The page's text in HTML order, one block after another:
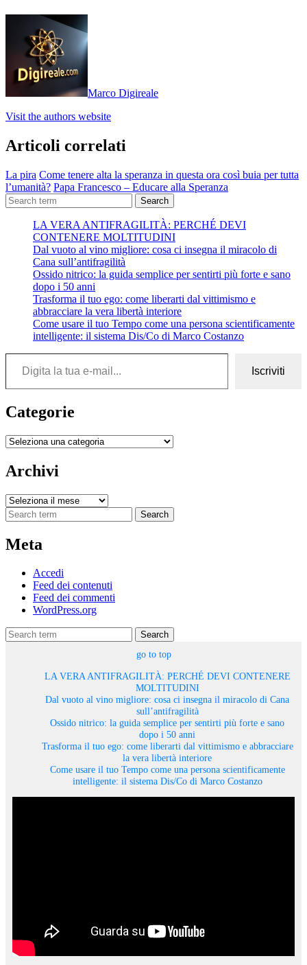
Marco Digireale
Visit the authors website
Articoli correlati
La pira Come tenere alta la speranza in questa ora così buia per tutta
l’umanità? Papa Francesco – Educare alla Speranza
Search
LA VERA ANTIFRAGILITÀ: PERCHÉ DEVI
CONTENERE MOLTITUDINI
Dal vuoto al vino migliore: cosa ci insegna il miracolo di
Cana sull’antifragilità
Ossido nitrico: la guida semplice per sentirti più forte e sano
dopo i 50 anni
Trasforma il tuo ego: come liberarti dal vittimismo e
abbracciare la vera libertà interiore
Come usare il tuo Tempo come una persona scientificamente
intelligente: il sistema Dis/Co di Marco Costanzo
Digita la tua e-mail...
Iscriviti
Categorie
Categorie
Archivi
Archivi
Search
Meta
Accedi
Feed dei contenuti
Feed dei commenti
WordPress.org
Search
go to top
LA VERA ANTIFRAGILITÀ: PERCHÉ DEVI CONTENERE
MOLTITUDINI
Dal vuoto al vino migliore: cosa ci insegna il miracolo di Cana
sull’antifragilità
Ossido nitrico: la guida semplice per sentirti più forte e sano
dopo i 50 anni
Trasforma il tuo ego: come liberarti dal vittimismo e abbracciare
la vera libertà interiore
Come usare il tuo Tempo come una persona scientificamente
intelligente: il sistema Dis/Co di Marco Costanzo